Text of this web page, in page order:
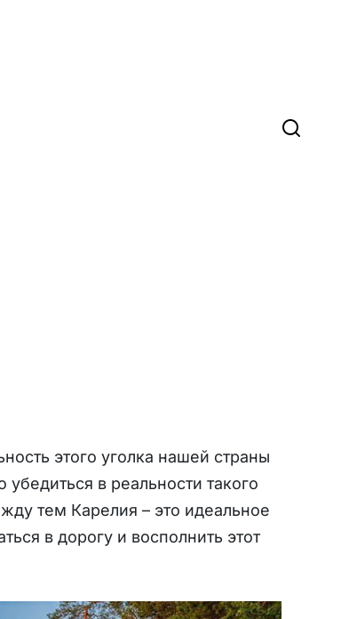
этого уголка нашей страны
в реальности такого
тем Карелия – это идеальное
в дорогу и восполнить этот